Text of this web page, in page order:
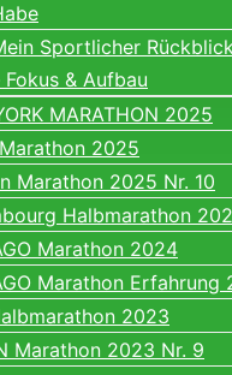
Sportlicher
Fokus & Aufbau
MARATHON 2025
2025
Marathon 2025 Nr. 10
Halbmarathon
Marathon 2024
Marathon Erfahrung
2023
Marathon 2023 Nr. 9